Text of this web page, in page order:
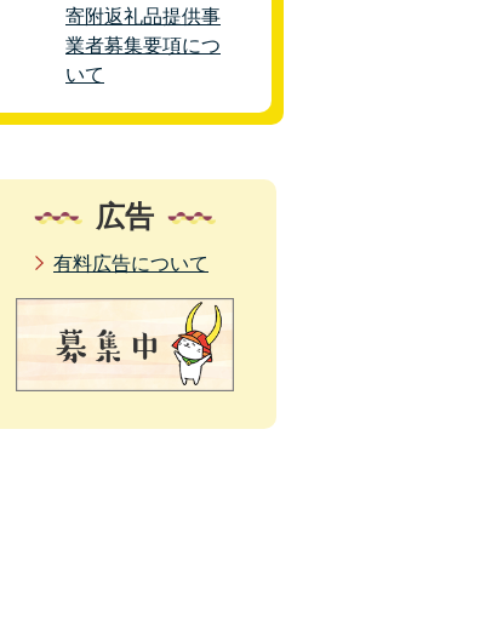
寄附返礼品提供事
業者募集要項につ
いて
広告
有料広告について